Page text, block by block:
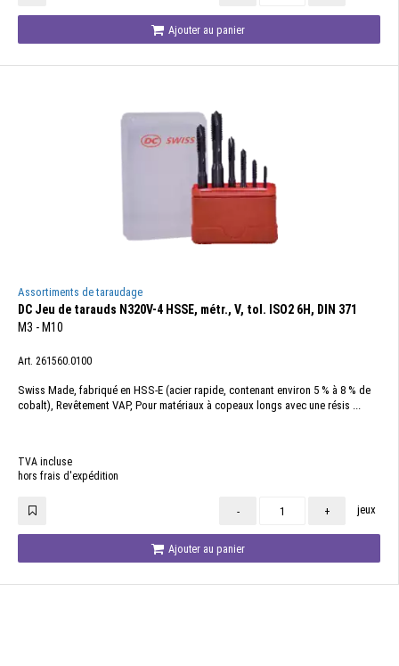
Ajouter au panier
Assortiments de taraudage
DC Jeu de tarauds N320V-4 HSSE, métr., V, tol. ISO2 6H, DIN 371
M3 - M10
Art. 261560.0100
Swiss Made, fabriqué en HSS-E (acier rapide, contenant environ 5 % à 8 % de
cobalt), Revêtement VAP, Pour matériaux à copeaux longs avec une résis ...
TVA incluse
hors frais d'expédition
- + jeux
Ajouter au panier